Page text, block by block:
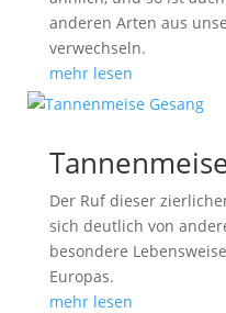
anderen Arten aus
verwechseln.
mehr lesen
Der Ruf dieser
sich deutlich von
besondere
Europas.
mehr lesen